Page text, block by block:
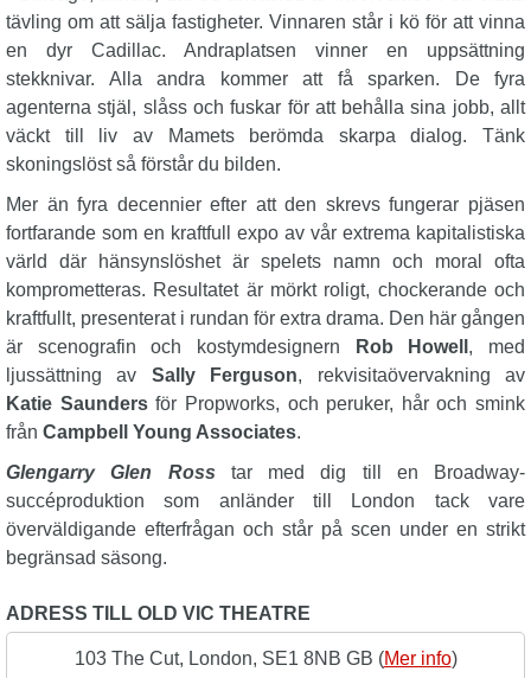
tävling om att sälja fastigheter. Vinnaren står i kö för att vinna
en dyr Cadillac. Andraplatsen vinner en uppsättning
stekknivar. Alla andra kommer att få sparken. De fyra
agenterna stjäl, slåss och fuskar för att behålla sina jobb, allt
väckt till liv av Mamets berömda skarpa dialog. Tänk
skoningslöst så förstår du bilden.
Mer än fyra decennier efter att den skrevs fungerar pjäsen
fortfarande som en kraftfull expo av vår extrema kapitalistiska
värld där hänsynslöshet är spelets namn och moral ofta
komprometteras. Resultatet är mörkt roligt, chockerande och
kraftfullt, presenterat i rundan för extra drama. Den här gången
är scenografin och kostymdesignern
Rob Howell , med
ljussättning av Sally Ferguson, rekvisitaövervakning av
Katie Saundersför Propworks, och peruker, hår och smink
från Campbell Young Associates.
Glengarry Glen Ross tar med dig till en Broadway-
succéproduktion som anländer till London tack vare
överväldigande efterfrågan och står på scen under en strikt
begränsad säsong.
ADRESS TILL OLD VIC THEATRE
103 The Cut, London, SE1 8NB GB (Mer info)